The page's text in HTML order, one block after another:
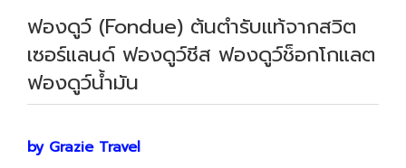
ฟองดูว์ (Fondue) ต้นตำรับแท้จากสวิต
เซอร์แลนด์ ฟองดูว์ชีส ฟองดูว์ช็อกโกแลต
ฟองดูว์น้ำมัน
by Grazie Travel